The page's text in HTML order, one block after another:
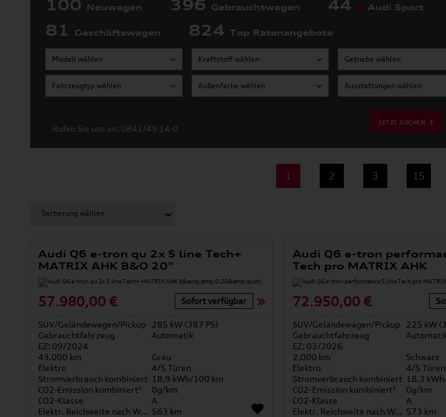
100 Neuwagen 396 Gebrauchtwagen 44 Audi Sport
81 Geschäftswagen 824 Top Ratenangebote
Modell wählen Kraftstoff wählen Getriebe wählen
Fahrzeugtyp wählen Außenfarbe wählen Ausstattungen wählen
JETZT SUCHEN
Rufen Sie uns an: 0841/49 14-0
1 2 3 15
Audi Q6 e-tron qu 2x S line Tech+
MATRIX AHK B&O 20"
57.980,00 € Sofort verfügbar
SUV/Geländewagen/Pickup
285 kW (387 PS)
Gebrauchtfahrzeug
Automatik
EZ: 09/2024
43.000 km
Grau
Elektro
4/5 Türen
Stromverbrauch kombiniert 18.9 kWh/100 km
CO2-Emission kombiniert¹
0g/km
CO2-Klasse
A
Elektr. Reichweite nach WLTP* 563 km
Audi Q6 e-tron
Tech pro MATRIX AHK
72.950,00 €
SUV/Geländewagen/Pickup
225 kW
Gebrauchtfahrzeug
EZ: 03/2026
2.000 km
Schwarz
Elektro
4/5 Türen
Stromverbrauch kombiniert 18.3
CO2-Emission kombiniert¹
0g/km
CO2-Klasse
A
Elektr. Reichweite nach WLTP* 573 km